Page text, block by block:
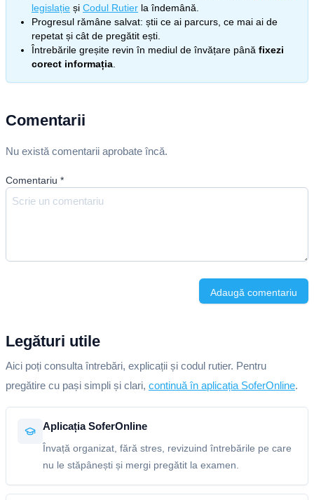
legislație și Codul Rutier la îndemână.
Progresul rămâne salvat: știi ce ai parcurs, ce mai ai de
repetat și cât de pregătit ești.
Întrebările greșite revin în mediul de învățare până fixezi
corect informația
Comentarii
Nu există comentarii aprobate încă.
Comentariu *
Adaugă comentariu
Legături utile
Aici poți consulta întrebări, explicații și codul rutier. Pentru
pregătire cu pași simpli și clari, continuă în aplicația SoferOnline.
Aplicația SoferOnline
Învață organizat, fără stres, revizuind întrebările pe care
nu le stăpânești și mergi pregătit la examen.